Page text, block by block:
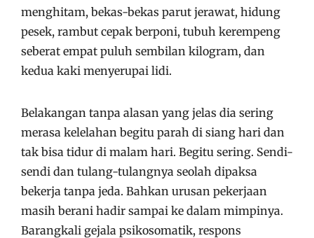
menghitam, bekas-bekas parut jerawat, hidung
pesek, rambut cepak berponi, tubuh kerempeng
seberat empat puluh sembilan kilogram, dan
kedua kaki menyerupai lidi.
Belakangan tanpa alasan yang jelas dia sering
merasa kelelahan begitu parah di siang hari dan
tak bisa tidur di malam hari. Begitu sering. Sendi-
sendi dan tulang-tulangnya seolah dipaksa
bekerja tanpa jeda. Bahkan urusan pekerjaan
masih berani hadir sampai ke dalam mimpinya.
Barangkali gejala psikosomatik, respons